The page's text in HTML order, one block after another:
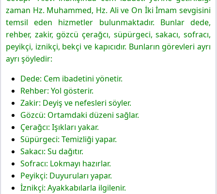
zaman Hz. Muhammed, Hz. Ali ve On İki İmam sevgisini
temsil eden hizmetler bulunmaktadır. Bunlar dede,
rehber, zakir, gözcü çerağcı, süpürgeci, sakacı, sofracı,
peyikçi, iznikçi, bekçi ve kapıcıdır. Bunların görevleri ayrı
ayrı şöyledir:
Dede: Cem ibadetini yönetir.
Rehber: Yol gösterir.
Zakir: Deyiş ve nefesleri söyler.
Gözcü: Ortamdaki düzeni sağlar.
Çerağcı: Işıkları yakar.
Süpürgeci: Temizliği yapar.
Sakacı: Su dağıtır.
Sofracı: Lokmayı hazırlar.
Peyikçi: Duyuruları yapar.
İznikçi: Ayakkabılarla ilgilenir.